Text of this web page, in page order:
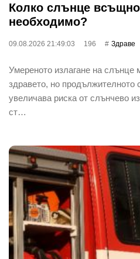
Колко слънце
необходимо?
09.08.2026 21:49:03 196 Здраве
Умереното излагане на слънце
здравето, но продължителното
увеличава риска от слънчево
ст…